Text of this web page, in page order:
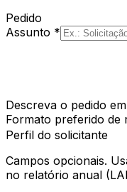
Pedido
Assunto *
Descreva o pedido
Formato preferido de
Perfil do solicitante
Campos opcionais.
no relatório anual